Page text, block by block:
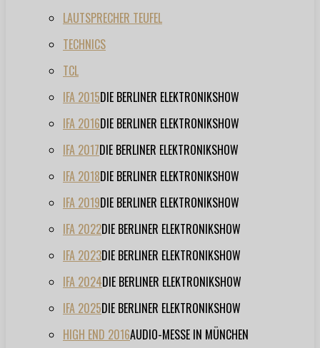
LAUTSPRECHER TEUFEL
TECHNICS
TCL
IFA 2015DIE BERLINER ELEKTRONIKSHOW
IFA 2016DIE BERLINER ELEKTRONIKSHOW
IFA 2017DIE BERLINER ELEKTRONIKSHOW
IFA 2018DIE BERLINER ELEKTRONIKSHOW
IFA 2019DIE BERLINER ELEKTRONIKSHOW
IFA 2022DIE BERLINER ELEKTRONIKSHOW
IFA 2023DIE BERLINER ELEKTRONIKSHOW
IFA 2024DIE BERLINER ELEKTRONIKSHOW
IFA 2025DIE BERLINER ELEKTRONIKSHOW
HIGH END 2016AUDIO-MESSE IN MÜNCHEN